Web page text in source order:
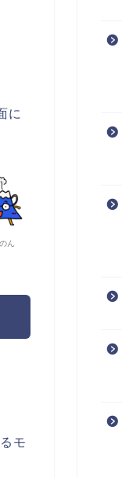
に
ん
モ